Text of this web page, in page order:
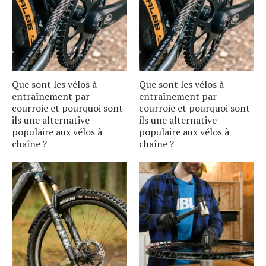
Que sont les vélos à
entraînement par
courroie et pourquoi sont-
ils une alternative
populaire aux vélos à
chaîne ?
Que sont les vélos à
entraînement par
courroie et pourquoi sont-
ils une alternative
populaire aux vélos à
chaîne ?